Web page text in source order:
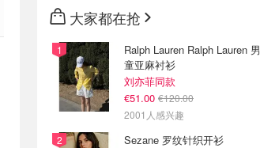
大家都在抢
Ralph Lauren Ralph Lauren 男
童亚麻衬衫
刘亦菲同款
€51.00 €120.00
2001人感兴趣
Sezane 罗纹针织开衫